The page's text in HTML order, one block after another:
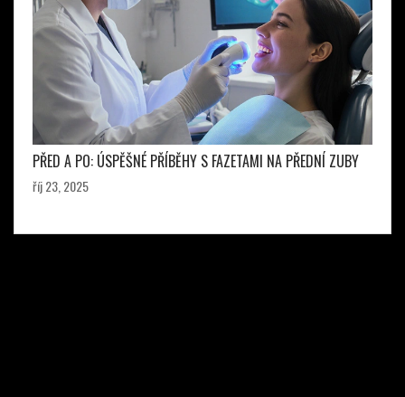
PŘED A PO: ÚSPĚŠNÉ PŘÍBĚHY S FAZETAMI NA PŘEDNÍ ZUBY
říj 23, 2025